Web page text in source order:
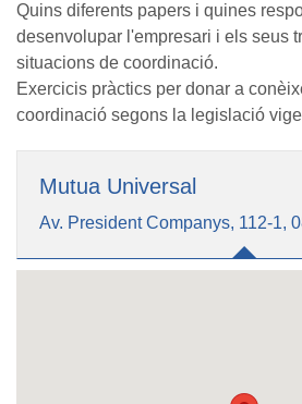
Quins diferents papers i quines
desenvolupar l'empresari i els seus
situacions de coordinació.
Exercicis pràctics per donar a
coordinació segons la legislació
Mutua Universal
Av. President Companys, 112-1,